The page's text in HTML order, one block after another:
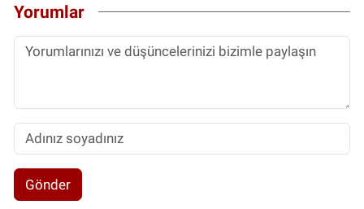
Yorumlar
Gönder